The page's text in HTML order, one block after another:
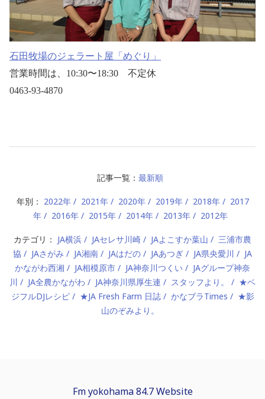
石田牧場のジェラート屋「めぐり」
営業時間は、10:30〜18:30 不定休
0463-93-4870
記事一覧： 最新順
年別： 2022年 2021年 2020年 2019年 2018年
2017
年
2016年 2015年 2014年 2013年 2012年
カテゴリ： JA横浜 JAセレサ川崎 JAよこすか葉山
三浦市農
協
JAさがみ JA湘南 JAはだの JAあつぎ JA県央愛川
JA
かながわ西湘
JA相模原市 JA神奈川つくい
JAグループ神奈
川
JA全農かながわ JA神奈川県厚生連 スタッフより。
★ベ
ジフルDJレシピ
★JA Fresh Farm 日誌 かなブラTimes
★影
山のぞみより。
Fm yokohama 84.7 Website